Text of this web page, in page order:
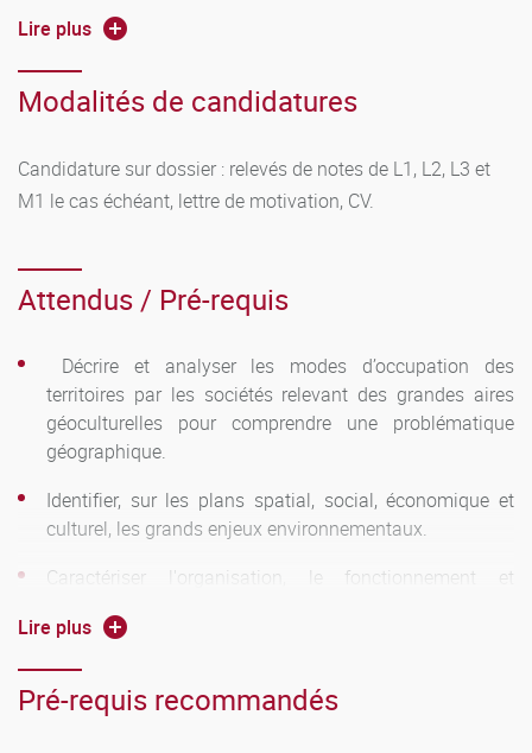
En M2 :
Accès de plein droit : pour les étudiants titulaires de la 1
année du master mention Géographie de l’université de
Accès sur validation d'acquis : pour les étudiants ayant
Dépôt des candidatures et consultations des dates de
candidatures sur l’application
https://ecandidat.u-bourgogne.fr
Étudiants internationaux :candidature sur le site Études
en France
Lire plus
Modalités de candidatures
Candidature sur dossier : relevés de notes de L1, L2, L3 et
M1 le cas échéant, lettre de motivation, CV.
Attendus / Pré-requis
Décrire et analyser les modes d’occupation des
territoires par les sociétés relevant des grandes aires
géoculturelles pour comprendre une problématique
géographique.
Identifier, sur les plans spatial, social, économique et
culturel, les grands enjeux environnementaux.
Caractériser l'organisation, le fonctionnement et
différentes échelles.
Mettre en œuvre les éléments relatifs à la conception, la
planification et la programmation liés à une action
Lire plus
Pré-requis recommandés